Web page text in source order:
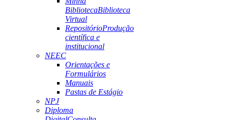
BibliotecaBiblioteca
Virtual
RepositórioProdução
científica e
institucional
NEEC
Orientações e
Formulários
Manuais
Pastas de Estágio
NPJ
Diploma